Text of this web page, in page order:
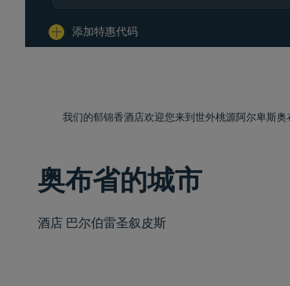
添加特惠代码
我们的郁锦香酒店欢迎您来到世外桃源阿尔卑斯
奥布省的城市
酒店 巴尔伯雷圣叙皮斯